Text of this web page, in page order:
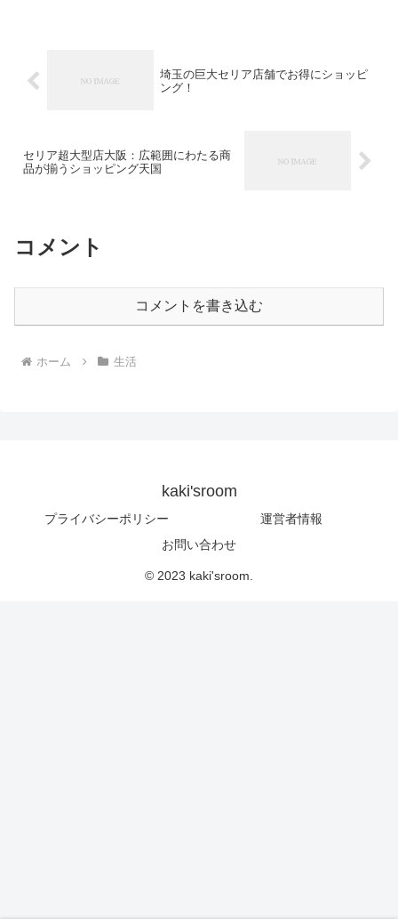
埼玉の巨大セリア店舗でお得にショッピ
ング！
セリア超大型店大阪：広範囲にわたる商
品が揃うショッピング天国
コメント
コメントを書き込む
ホーム 生活
kaki'sroom
プライバシーポリシー
運営者情報
お問い合わせ
© 2023 kaki'sroom.